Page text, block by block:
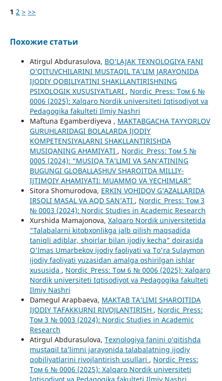
1 2 > >>
Похожие статьи
Atirgul Abdurasulova, BO‘LAJAK TEXNOLOGIYA FANI
O’QITUVCHILARINI MUSTAQIL TA’LIM JARAYONIDA
IJODIY QOBILIYATINI SHAKLLANTIRISHNING
PSIXOLOGIK XUSUSIYATLARI , Nordic_Press: Том 6 №
0006 (2025): Xalqaro Nordik universiteti Iqtisodiyot va
Pedagogika fakulteti Ilmiy Nashri
Maftuna Egamberdiyeva , MAKTABGACHA TAYYORLOV
GURUHLARIDAGI BOLALARDA IJODIY
KOMPETENSIYALARNI SHAKLLANTIRISHDA
MUSIQANING AHAMIYATI , Nordic_Press: Том 5 №
0005 (2024): “MUSIQA TA’LIMI VA SAN’ATINING
BUGUNGI GLOBALLASHUV SHAROITDA MILLIY-
IJTIMOIY AHAMIYATI: MUAMMO VA YECHIMLAR”
Sitora Shomurodova, ERKIN VOHIDOV G‘AZALLARIDA
IRSOLI MASAL VA AQD SAN’ATI , Nordic_Press: Том 3
№ 0003 (2024): Nordic Studies in Academic Research
Xurshida Mamajonova, Xalqaro Nordik universitetida
“Talabalarni kitobxonlikga jalb qilish maqsadida
taniqli adiblar, shoirlar bilan ijodiy kecha” doirasida
O'lmas Umarbekov ijodiy faoliyati va To'ra Sulaymon
ijodiy faoliyati yuzasidan amalga oshirilgan ishlar
xususida , Nordic_Press: Том 6 № 0006 (2025): Xalqaro
Nordik universiteti Iqtisodiyot va Pedagogika fakulteti
Ilmiy Nashri
Damegul Arapbaeva, MAKTAB TA’LIMI SHAROITIDA
IJODIY TAFAKKURNI RIVOJLANTIRISH , Nordic_Press:
Том 3 № 0003 (2024): Nordic Studies in Academic
Research
Atirgul Abdurasulova, Texnologiya fanini o’qitishda
mustaqil ta’limni jarayonida talabalatning ijodiy
qobiliyatlarini rivojlantirish usullari , Nordic_Press:
Том 6 № 0006 (2025): Xalqaro Nordik universiteti
Iqtisodiyot va Pedagogika fakulteti Ilmiy Nashri